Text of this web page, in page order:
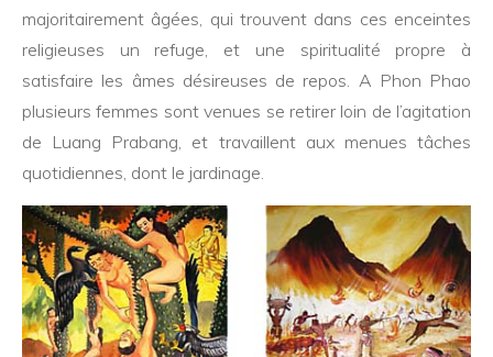
majoritairement âgées, qui trouvent dans ces enceintes
religieuses un refuge, et une spiritualité propre à
satisfaire les âmes désireuses de repos. A Phon Phao
plusieurs femmes sont venues se retirer loin de l’agitation
de Luang Prabang, et travaillent aux menues tâches
quotidiennes, dont le jardinage.